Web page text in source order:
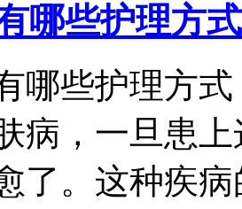
哪些护理方式
哪些护理方
病，一旦患
了。这种疾